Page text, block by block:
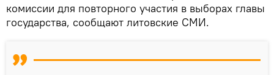
комиссии для повторного участия в выборах главы
государства, сообщают литовские СМИ.